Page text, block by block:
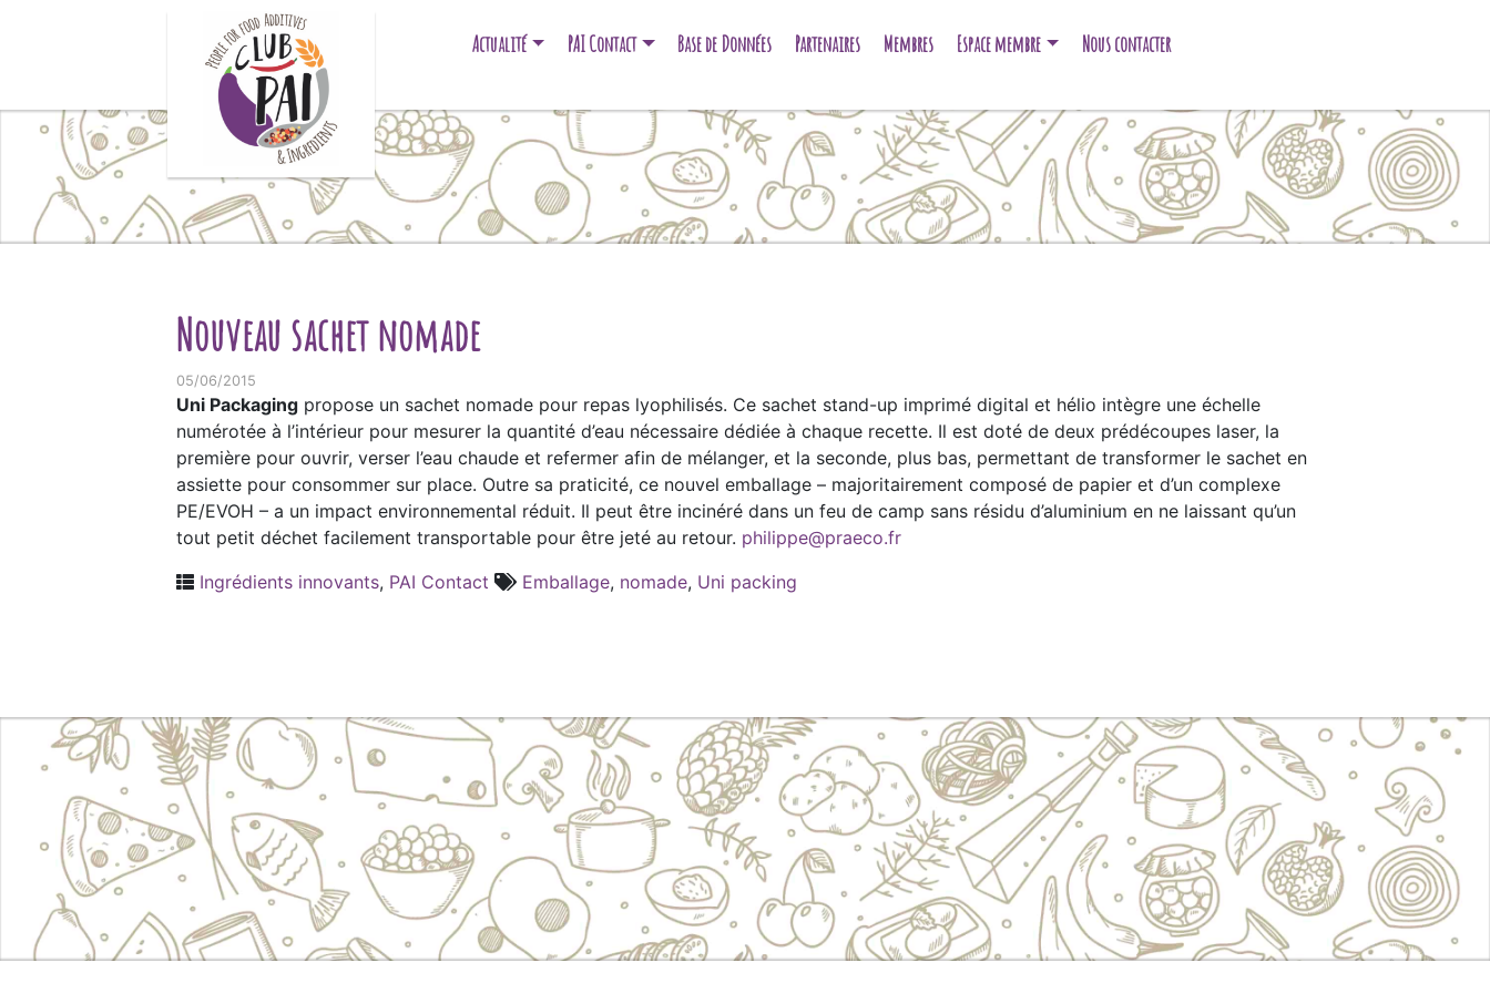
Actualité PAI Contact Base de Données Partenaires Membres Espace membre Nous contacter
Nouveau sachet nomade
05/06/2015
Uni Packaging propose un sachet nomade pour repas lyophilisés. Ce sachet stand-up imprimé digital et hélio intègre une échelle
numérotée à l’intérieur pour mesurer la quantité d’eau nécessaire dédiée à chaque recette. Il est doté de deux prédécoupes laser, la
première pour ouvrir, verser l’eau chaude et refermer afin de mélanger, et la seconde, plus bas, permettant de transformer le sachet en
assiette pour consommer sur place. Outre sa praticité, ce nouvel emballage – majoritairement composé de papier et d’un complexe
PE/EVOH – a un impact environnemental réduit. Il peut être incinéré dans un feu de camp sans résidu d’aluminium en ne laissant qu’un
tout petit déchet facilement transportable pour être jeté au retour. philippe@praeco.fr
Ingrédients innovants, PAI Contact Emballage, nomade, Uni packing